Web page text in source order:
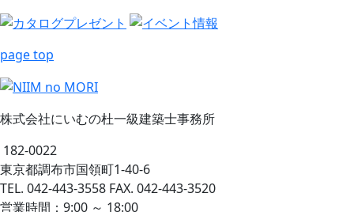
page top
株式会社にいむの杜一級建築士事務所
182-0022
東京都調布市国領町1-40-6
TEL. 042-443-3558 FAX. 042-443-3520
営業時間：9:00 ～ 18:00